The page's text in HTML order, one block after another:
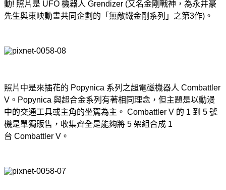
動! 照片是 UFO 機器人 Grendizer (又名金剛戰神，為永井豪
先生與東映動畫共同企劃的「無敵鐵金剛系列」之第3作)。
照片中是來插花的 Popynica 系列之超電磁機器人 Combattler
V。Popynica 與超合金系列有著相同理念，但主題是以動漫
中的交通工具或主角的坐駕為主。 Combattler V 的 1 到 5 號
機是單獨販售，收集齊全是能夠將 5 架組合成 1
台 Combattler V。